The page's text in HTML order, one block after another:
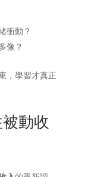
衝動？
像？
，學習才真正
動收